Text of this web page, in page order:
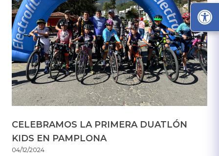
CELEBRAMOS LA PRIMERA DUATLÓN
KIDS EN PAMPLONA
04/12/2024